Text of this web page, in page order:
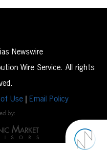
Newswire
Wire Service. All rights
of Use Email Policy